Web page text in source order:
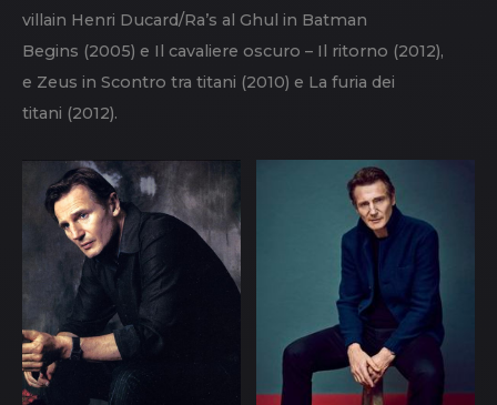
villain Henri Ducard/Ra’s al Ghul in Batman
Begins (2005) e Il cavaliere oscuro – Il ritorno (2012),
e Zeus in Scontro tra titani (2010) e La furia dei
titani (2012).